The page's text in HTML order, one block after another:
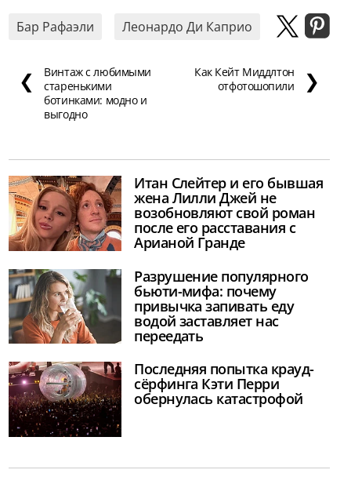
Бар Рафаэли Леонардо Ди Каприо
❮
Винтаж с любимыми
старенькими
ботинками: модно и
выгодно
Как Кейт Миддлтон
отфотошопили
❯
Итан Слейтер и его бывшая
жена Лилли Джей не
возобновляют свой роман
после его расставания с
Арианой Гранде
Разрушение популярного
бьюти-мифа: почему
привычка запивать еду
водой заставляет нас
переедать
Последняя попытка крауд-
сёрфинга Кэти Перри
обернулась катастрофой